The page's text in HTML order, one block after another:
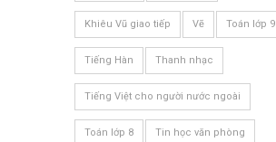
Khiêu Vũ giao tiếp Vẽ Toán lớp 9
Tiếng Hàn Thanh nhạc
Tiếng Việt cho người nước ngoài
Toán lớp 8 Tin học văn phòng